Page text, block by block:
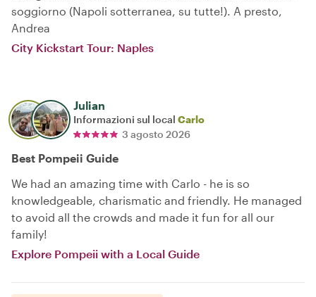
soggiorno (Napoli sotterranea, su tutte!). A presto,
Andrea
City Kickstart Tour: Naples
Julian
Informazioni sul local Carlo
3 agosto 2026
Best Pompeii Guide
We had an amazing time with Carlo - he is so
knowledgeable, charismatic and friendly. He managed
to avoid all the crowds and made it fun for all our
family!
Explore Pompeii with a Local Guide